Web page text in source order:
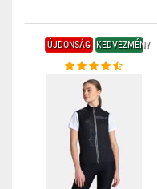
ÚJDONSÁG KEDVEZMÉNY